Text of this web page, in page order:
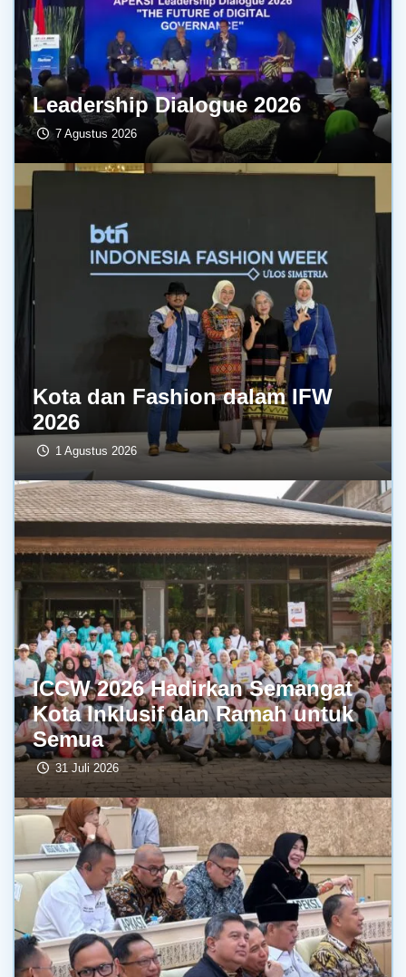
Leadership Dialogue 2026
7 Agustus 2026
Kota dan Fashion dalam IFW
2026
1 Agustus 2026
ICCW 2026 Hadirkan Semangat
Kota Inklusif dan Ramah untuk
Semua
31 Juli 2026